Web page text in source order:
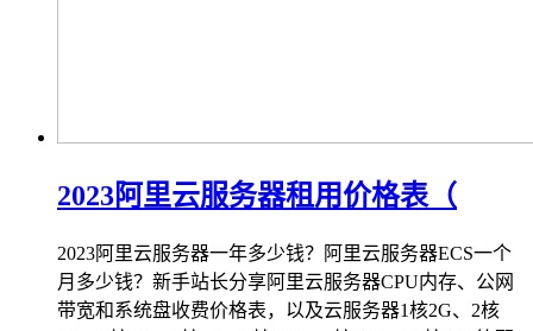
2023阿里云服务器租用价格表（
2023阿里云服务器一年多少钱？阿里云服务器ECS一个
月多少钱？新手站长分享阿里云服务器CPU内存、公网
带宽和系统盘收费价格表，以及云服务器1核2G、2核